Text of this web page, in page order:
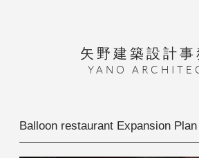
矢野建築設計事
YANO
Balloon restaurant Expansion Plan